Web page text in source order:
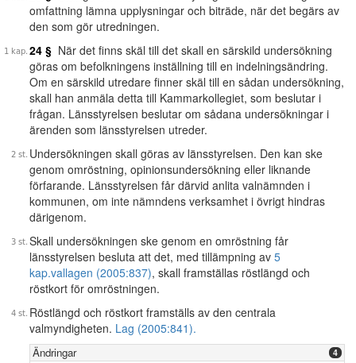
omfattning lämna upplysningar och biträde, när det begärs av
den som gör utredningen.
24 § När det finns skäl till det skall en särskild undersökning
göras om befolkningens inställning till en indelningsändring.
Om en särskild utredare finner skäl till en sådan undersökning,
skall han anmäla detta till Kammarkollegiet, som beslutar i
frågan. Länsstyrelsen beslutar om sådana undersökningar i
ärenden som länsstyrelsen utreder.
Undersökningen skall göras av länsstyrelsen. Den kan ske
genom omröstning, opinionsundersökning eller liknande
förfarande. Länsstyrelsen får därvid anlita valnämnden i
kommunen, om inte nämndens verksamhet i övrigt hindras
därigenom.
Skall undersökningen ske genom en omröstning får
länsstyrelsen besluta att det, med tillämpning av 5
kap.vallagen (2005:837), skall framställas röstlängd och
röstkort för omröstningen.
Röstlängd och röstkort framställs av den centrala
valmyndigheten. Lag (2005:841).
Ändringar 4